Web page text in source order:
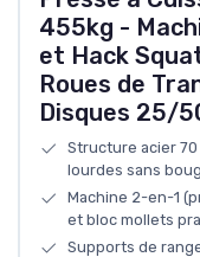
455kg -
et Hack
Roues de
Disques 25/
Structure acier
lourdes sans
Machine 2-en-1
et bloc mollets
Supports de